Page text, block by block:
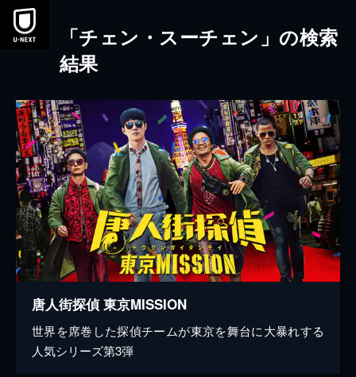
本文へスキップ
「チェン・スーチェン」の検索
結果
唐人街探偵 東京MISSION
世界を席巻した探偵チームが東京を舞台に大暴れする
人気シリーズ第3弾